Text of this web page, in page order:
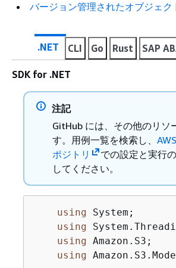
バージョン管理されたオブジェク
.NET CLI Go Rust SAP
SDK for .NET
注記
GitHub には、その他のリソ
す。用例一覧を検索し、
ポジトリ
での設定と実行
してください。
using System;
using
using Amazon.S3;
using